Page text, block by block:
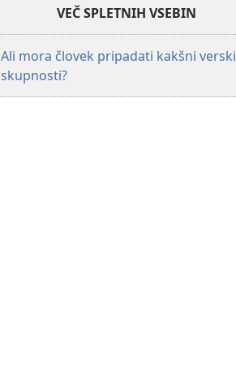
VEČ SPLETNIH VSEBIN
Ali mora človek pripadati kakšni verski
skupnosti?